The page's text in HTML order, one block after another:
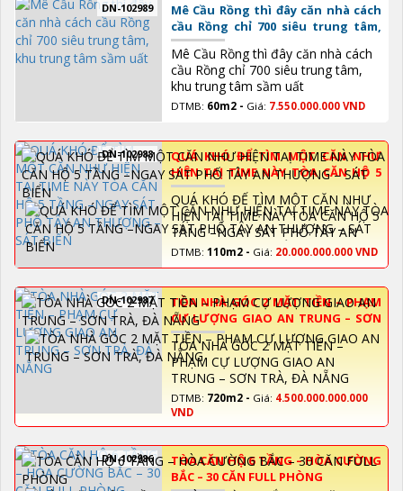
DN-102989
Mê Cầu Rồng thì đây căn nhà cách
cầu Rồng chỉ 700 siêu trung tâm,
khu trung tâm sầm uất
Mê Cầu Rồng thì đây căn nhà cách
cầu Rồng chỉ 700 siêu trung tâm,
khu trung tâm sầm uất
DTMB: 60m2 - Giá: 7.550.000.000 VND
DN-102988
QUÁ KHÓ ĐỂ TÌM MỘT CĂN NHƯ
HIỆN TAỊ TIME NÀY TÒA CĂN HỘ 5
TẦNG –NGAY SÁT PHỐ TÂY AN
THƯỢNG – SÁT BIỂN
QUÁ KHÓ ĐỂ TÌM MỘT CĂN NHƯ
HIỆN TAỊ TIME NÀY TÒA CĂN HỘ 5
TẦNG –NGAY SÁT PHỐ TÂY AN
THƯỢNG – SÁT BIỂN
DTMB: 110m2 - Giá: 20.000.000.000 VND
DN-102987
TÒA NHÀ GÓC 2 MẶT TIỀN – PHẠM
CỰ LƯỢNG GIAO AN TRUNG – SƠN
TRÀ, ĐÀ NẴNG
TÒA NHÀ GÓC 2 MẶT TIỀN –
PHẠM CỰ LƯỢNG GIAO AN
TRUNG – SƠN TRÀ, ĐÀ NẴNG
DTMB: 720m2 - Giá: 4.500.000.000.000
VND
DN-102986
TÒA CĂN HỘ 6 TẦNG – HÒA CƯỜNG
BẮC – 30 CĂN FULL PHÒNG